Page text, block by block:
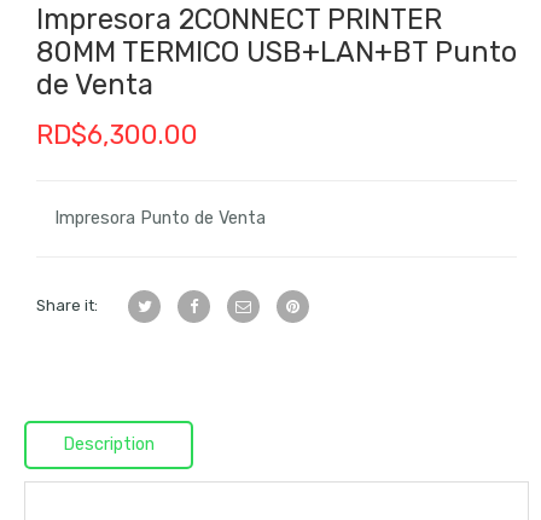
Impresora 2CONNECT PRINTER
80MM TERMICO USB+LAN+BT Punto
de Venta
RD$6,300.00
Impresora Punto de Venta
Share it:
Description